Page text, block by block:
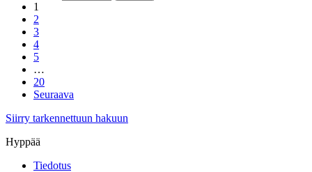
1
2
3
4
5
…
20
Seuraava
Siirry tarkennettuun hakuun
Hyppää
Tiedotus